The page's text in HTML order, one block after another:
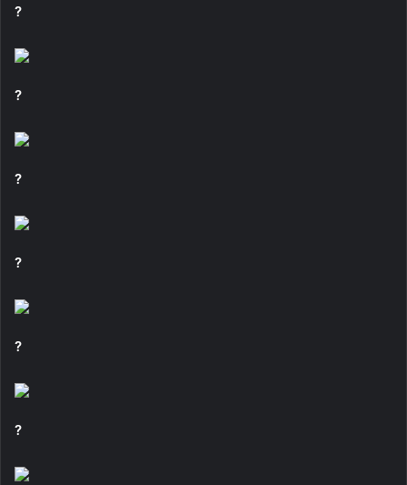
?
?
?
?
?
?